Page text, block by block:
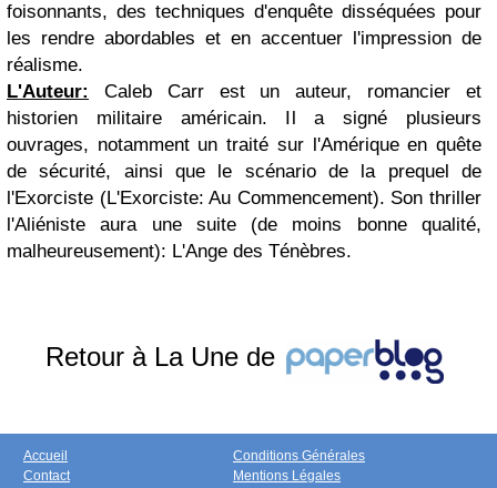
foisonnants, des techniques d'enquête disséquées pour
les rendre abordables et en accentuer l'impression de
réalisme.
L'Auteur:
Caleb Carr est un auteur, romancier et
historien militaire américain. Il a signé plusieurs
ouvrages, notamment un traité sur l'Amérique en quête
de sécurité, ainsi que le scénario de la prequel de
l'Exorciste (L'Exorciste: Au Commencement). Son thriller
l'Aliéniste aura une suite (de moins bonne qualité,
malheureusement): L'Ange des Ténèbres.
Retour à La Une de
Accueil
Contact
Conditions Générales
Mentions Légales